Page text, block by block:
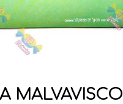
MALVAVISCO